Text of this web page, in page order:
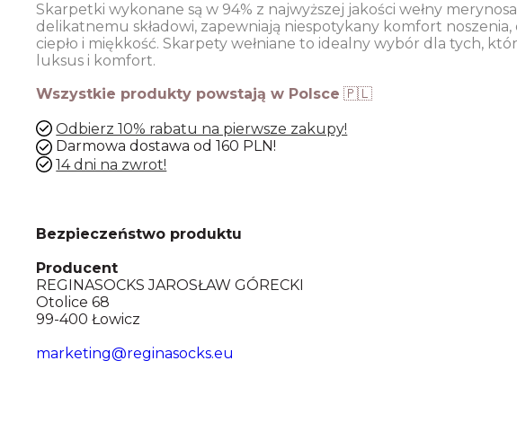
Skarpetki wykonane są w 94% z najwyższej jakości wełny
delikatnemu składowi, zapewniają niespotykany komfort
ciepło i miękkość. Skarpety wełniane to idealny wybór dla tych,
luksus i komfort.
Wszystkie produkty powstają w Polsce 🇵🇱
Odbierz 10% rabatu na pierwsze zakupy!
Darmowa dostawa od 160 PLN!
14 dni na zwrot!
Bezpieczeństwo produktu
Producent
REGINASOCKS JAROSŁAW GÓRECKI
Otolice 68
99-400 Łowicz
marketing@reginasocks.eu